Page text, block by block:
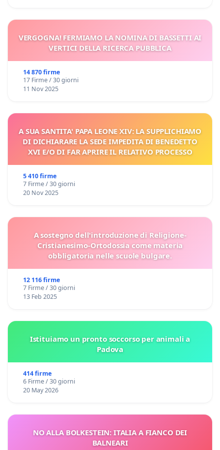
VERGOGNA! FERMIAMO LA NOMINA DI BASSETTI AI
VERTICI DELLA RICERCA PUBBLICA
14 870 firme
17 Firme / 30 giorni
11 Nov 2025
A SUA SANTITA' PAPA LEONE XIV: LA SUPPLICHIAMO
DI DICHIARARE LA SEDE IMPEDITA DI BENEDETTO
XVI E/O DI FAR APRIRE IL RELATIVO PROCESSO
5 410 firme
7 Firme / 30 giorni
20 Nov 2025
A sostegno dell'introduzione di Religione-
Cristianesimo-Ortodossia come materia
obbligatoria nelle scuole bulgare.
12 116 firme
7 Firme / 30 giorni
13 Feb 2025
Istituiamo un pronto soccorso per animali a
Padova
414 firme
6 Firme / 30 giorni
20 May 2026
NO ALLA BOLKESTEIN: ITALIA A FIANCO DEI
BALNEARI